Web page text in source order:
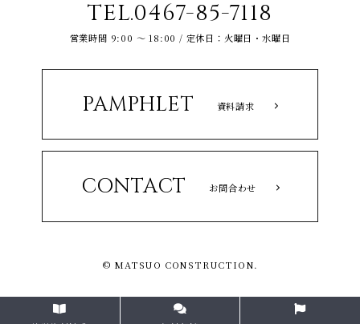
TEL.0467-85-7118
営業時間 9:00 ～ 18:00 / 定休日：火曜日・水曜日
PAMPHLET 資料請求
CONTACT お問合わせ
© MATSUO CONSTRUCTION.